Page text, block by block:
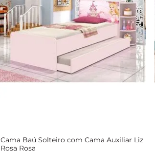
Cama Baú Solteiro com Cama Auxiliar Liz
Rosa Rosa